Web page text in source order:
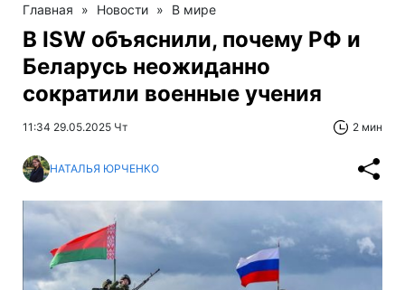
Главная » Новости » В мире
В ISW объяснили, почему РФ и
Беларусь неожиданно
сократили военные учения
11:34 29.05.2025 Чт 2 мин
НАТАЛЬЯ ЮРЧЕНКО